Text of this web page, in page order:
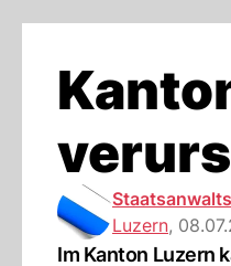
Luzern,
Im Kanton Luzern